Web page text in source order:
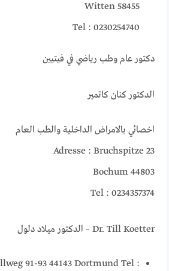
58455 Witten
Tel : 0230254740
دكتور عام وطب رياضي في فيتيين
الدكتور كنان كاتمير
اخصائي بالامراض الداخلية والطب العام
Adresse : Bruchspitze 23
44803 Bochum
Tel : 0234357374
Dr. Till Koetter – الدكتور ميلاد دلول
91-93 44143 Dortmund Tel :